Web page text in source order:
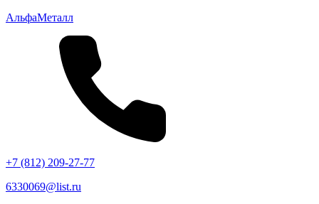
АльфаМеталл
+7 (812) 209-27-77
6330069@list.ru